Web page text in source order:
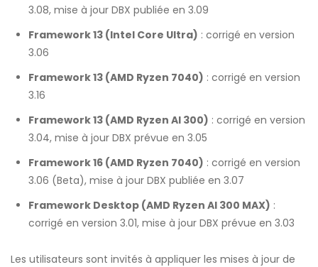
3.08, mise à jour DBX publiée en 3.09
Framework 13 (Intel Core Ultra) : corrigé en version
3.06
Framework 13 (AMD Ryzen 7040) : corrigé en version
3.16
Framework 13 (AMD Ryzen AI 300) : corrigé en version
3.04, mise à jour DBX prévue en 3.05
Framework 16 (AMD Ryzen 7040) : corrigé en version
3.06 (Beta), mise à jour DBX publiée en 3.07
Framework Desktop (AMD Ryzen AI 300 MAX) :
corrigé en version 3.01, mise à jour DBX prévue en 3.03
Les utilisateurs sont invités à appliquer les mises à jour de